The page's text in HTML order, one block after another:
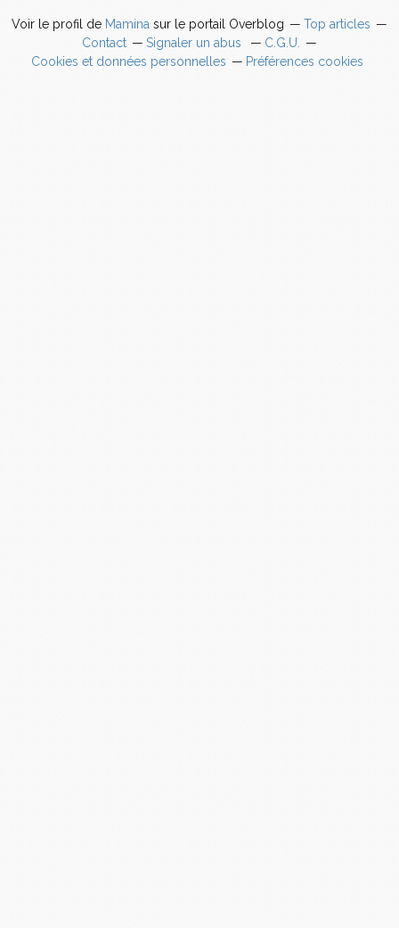
Voir le profil de Mamina sur le portail Overblog
Top articles
Contact
Signaler un abus
C.G.U.
Cookies et données personnelles
Préférences cookies